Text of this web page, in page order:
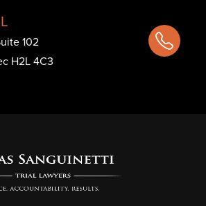
102
H2L 4C3